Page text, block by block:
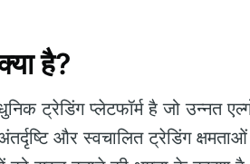
है?
ट्रेडिंग प्लेटफॉर्म है जो उन्नत
अंतर्दृष्टि और स्वचालित ट्रेडिंग